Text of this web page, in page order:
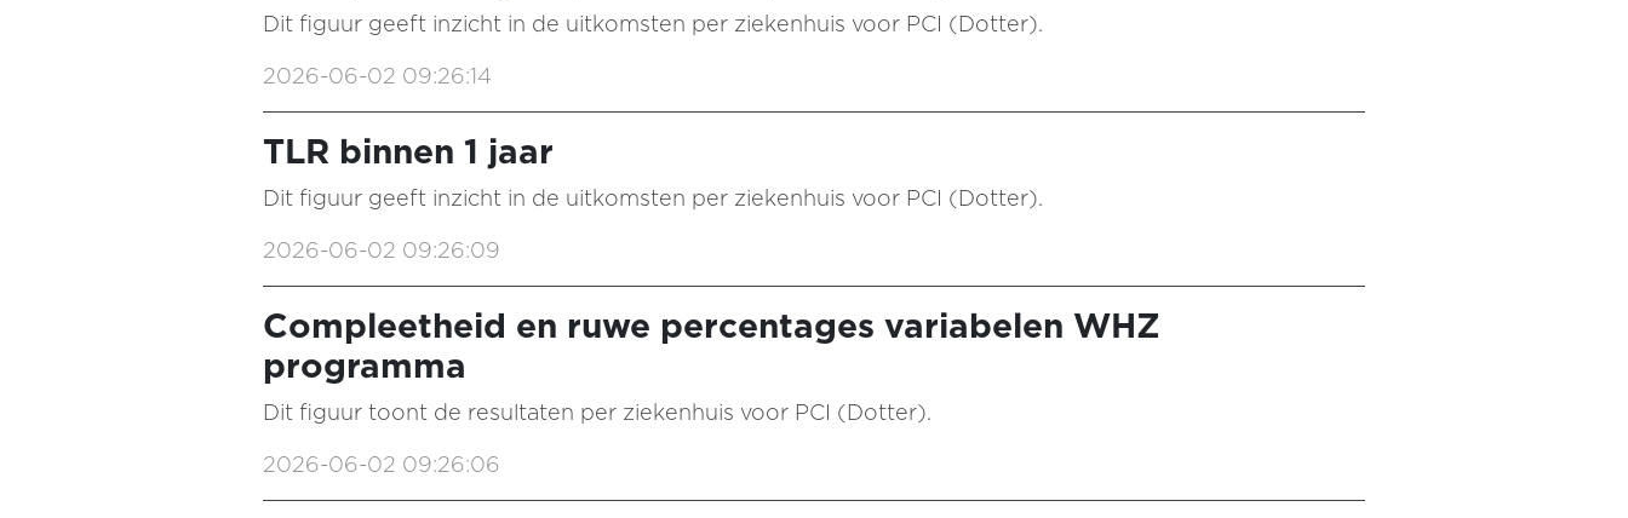
Dit figuur geeft inzicht in de uitkomsten per ziekenhuis voor PCI (Dotter).
2026-06-02 09:26:14
TLR binnen 1 jaar
Dit figuur geeft inzicht in de uitkomsten per ziekenhuis voor PCI (Dotter).
2026-06-02 09:26:09
Compleetheid en ruwe percentages variabelen WHZ
programma
Dit figuur toont de resultaten per ziekenhuis voor PCI (Dotter).
2026-06-02 09:26:06